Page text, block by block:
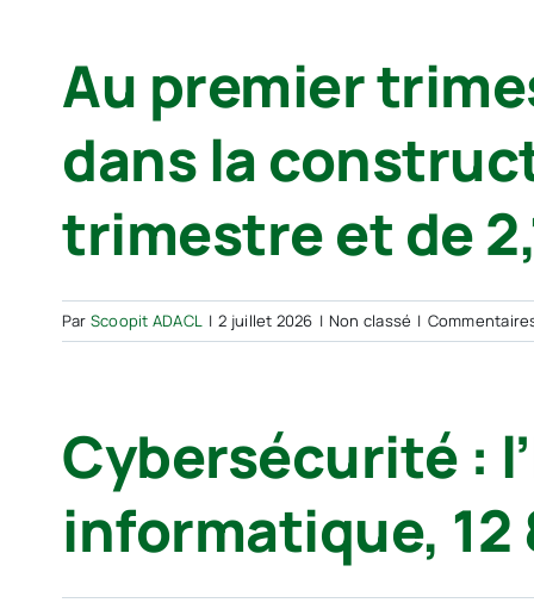
Au premier
dans la
trimestre et de
Par Scoopit ADACL | 2 juillet 2026 | Non classé |
Cybersécurité :
informatique,